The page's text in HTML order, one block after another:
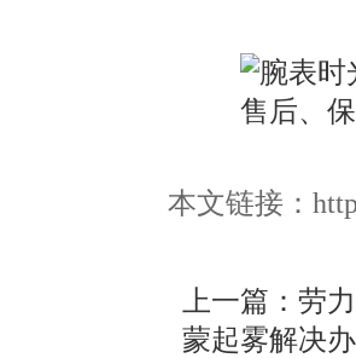
本文链接：
上一篇： 劳
蒙起雾解决办